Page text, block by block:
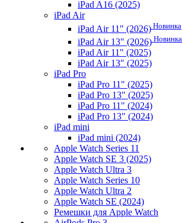
iPad A16 (2025)
iPad Air
iPad Air 11" (2026) Новинка
iPad Air 13" (2026) Новинка
iPad Air 11" (2025)
iPad Air 13" (2025)
iPad Pro
iPad Pro 11" (2025)
iPad Pro 13" (2025)
iPad Pro 11" (2024)
iPad Pro 13" (2024)
iPad mini
iPad mini (2024)
Apple Watch Series 11
Apple Watch SE 3 (2025)
Apple Watch Ultra 3
Apple Watch Series 10
Apple Watch Ultra 2
Apple Watch SE (2024)
Ремешки для Apple Watch